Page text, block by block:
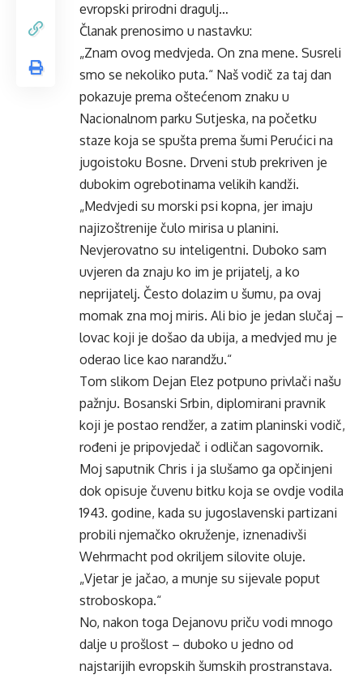
evropski prirodni dragulj…
Članak prenosimo u nastavku:
„Znam ovog medvjeda. On zna mene. Susreli
smo se nekoliko puta.“ Naš vodič za taj dan
pokazuje prema oštećenom znaku u
Nacionalnom parku Sutjeska, na početku
staze koja se spušta prema šumi Perućici na
jugoistoku Bosne. Drveni stub prekriven je
dubokim ogrebotinama velikih kandži.
„Medvjedi su morski psi kopna, jer imaju
najizoštrenije čulo mirisa u planini.
Nevjerovatno su inteligentni. Duboko sam
uvjeren da znaju ko im je prijatelj, a ko
neprijatelj. Često dolazim u šumu, pa ovaj
momak zna moj miris. Ali bio je jedan slučaj –
lovac koji je došao da ubija, a medvjed mu je
oderao lice kao narandžu.“
Tom slikom Dejan Elez potpuno privlači našu
pažnju. Bosanski Srbin, diplomirani pravnik
koji je postao rendžer, a zatim planinski vodič,
rođeni je pripovjedač i odličan sagovornik.
Moj saputnik Chris i ja slušamo ga opčinjeni
dok opisuje čuvenu bitku koja se ovdje vodila
1943. godine, kada su jugoslavenski partizani
probili njemačko okruženje, iznenadivši
Wehrmacht pod okriljem silovite oluje.
„Vjetar je jačao, a munje su sijevale poput
stroboskopa.“
No, nakon toga Dejanovu priču vodi mnogo
dalje u prošlost – duboko u jedno od
najstarijih evropskih šumskih prostranstava.